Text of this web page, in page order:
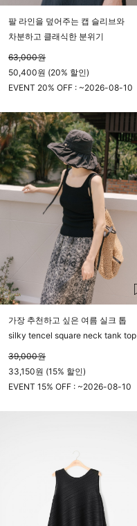
팔 라인을 덮어주는 캡 슬리브와
차분하고 클래식한 분위기
63,000원
50,400원 (20% 할인)
EVENT 20% OFF : ~2026-08-10
가장 추천하고 싶은 여름 실크 톱
silky tencel square neck tank top
39,000원
33,150원 (15% 할인)
EVENT 15% OFF : ~2026-08-10